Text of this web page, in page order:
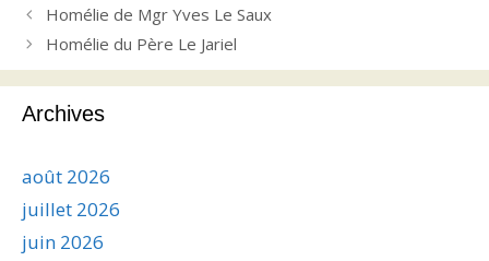
Homélie de Mgr Yves Le Saux
Homélie du Père Le Jariel
Archives
août 2026
juillet 2026
juin 2026